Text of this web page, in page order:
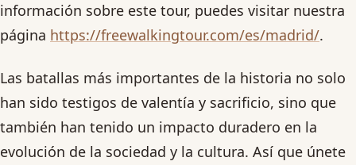
información sobre este tour, puedes visitar nuestra
página https://freewalkingtour.com/es/madrid/.
Las batallas más importantes de la historia no solo
han sido testigos de valentía y sacrificio, sino que
también han tenido un impacto duradero en la
evolución de la sociedad y la cultura. Así que únete